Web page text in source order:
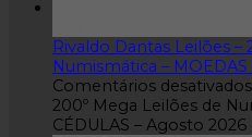
Rivaldo Dantas Leilões –
Numismática –
Comentários desativados
200º Mega Leilões de
CÉDULAS – Agosto 2026